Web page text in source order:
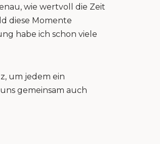
wie wertvoll die Zeit
diese Momente
habe ich schon viele
um jedem ein
gemeinsam auch